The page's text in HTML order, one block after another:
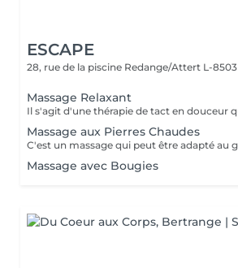
ESCAPE
28, rue de la piscine Redange/Attert L-8503
Massage Relaxant
Massage aux Pierres Chaudes
Massage avec Bougies